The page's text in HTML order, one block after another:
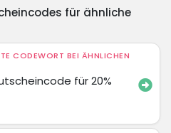
für ähnliche
CODEWORT BEI ÄHNLICHEN
für 20%